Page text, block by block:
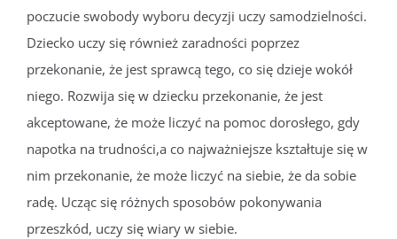
poczucie swobody wyboru decyzji uczy samodzielności.
Dziecko uczy się również zaradności poprzez
przekonanie, że jest sprawcą tego, co się dzieje wokół
niego. Rozwija się w dziecku przekonanie, że jest
akceptowane, że może liczyć na pomoc dorosłego, gdy
napotka na trudności,a co najważniejsze kształtuje się w
nim przekonanie, że może liczyć na siebie, że da sobie
radę. Ucząc się różnych sposobów pokonywania
przeszkód, uczy się wiary w siebie.